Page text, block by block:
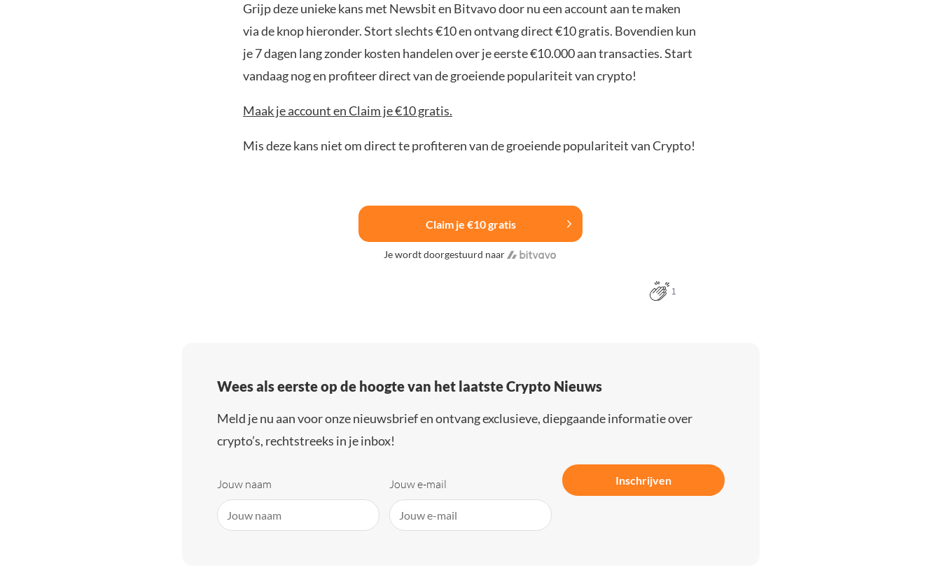
Grijp deze unieke kans met Newsbit en Bitvavo door nu een account aan te maken
via de knop hieronder. Stort slechts €10 en ontvang direct €10 gratis. Bovendien kun
je 7 dagen lang zonder kosten handelen over je eerste €10.000 aan transacties. Start
vandaag nog en profiteer direct van de groeiende populariteit van crypto!
Maak je account en Claim je €10 gratis.
Mis deze kans niet om direct te profiteren van de groeiende populariteit van Crypto!
Claim je €10 gratis
Je wordt doorgestuurd naar
1
Wees als eerste op de hoogte van het laatste Crypto Nieuws
Meld je nu aan voor onze nieuwsbrief en ontvang exclusieve, diepgaande informatie over
crypto’s, rechtstreeks in je inbox!
Jouw naam Jouw e-mail Inschrijven